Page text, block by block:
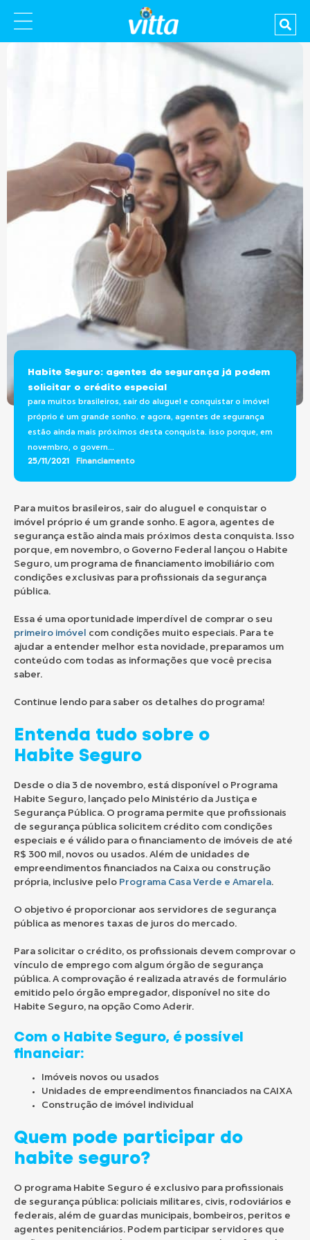
Habite Seguro: agentes de segurança já podem
solicitar o crédito especial
para muitos brasileiros, sair do aluguel e conquistar o imóvel
próprio é um grande sonho. e agora, agentes de segurança
estão ainda mais próximos desta conquista. isso porque, em
novembro, o govern...
25/11/2021 Financiamento
Para muitos brasileiros, sair do aluguel e conquistar o
imóvel próprio é um grande sonho. E agora, agentes de
segurança estão ainda mais próximos desta conquista. Isso
porque, em novembro, o Governo Federal lançou o Habite
Seguro, um programa de financiamento imobiliário com
condições exclusivas para profissionais da segurança
pública.
Essa é uma oportunidade imperdível de comprar o seu
primeiro imóvel
com condições muito especiais. Para te
ajudar a entender melhor esta novidade, preparamos um
conteúdo com todas as informações que você precisa
saber.
Continue lendo para saber os detalhes do programa!
Entenda tudo sobre o
Habite Seguro
Desde o dia 3 de novembro, está disponível o Programa
Habite Seguro, lançado pelo Ministério da Justiça e
Segurança Pública. O programa permite que profissionais
de segurança pública solicitem crédito com condições
especiais e é válido para o financiamento de imóveis de até
R$ 300 mil, novos ou usados. Além de unidades de
empreendimentos financiados na Caixa ou construção
própria, inclusive pelo Programa Casa Verde e Amarela.
O objetivo é proporcionar aos servidores de segurança
pública as menores taxas de juros do mercado.
Para solicitar o crédito, os profissionais devem comprovar o
vínculo de emprego com algum órgão de segurança
pública. A comprovação é realizada através de formulário
emitido pelo órgão empregador, disponível no site do
Habite Seguro, na opção Como Aderir.
Com o Habite Seguro, é possível
financiar:
Imóveis novos ou usados
Unidades de empreendimentos financiados na CAIXA
Construção de imóvel individual
Quem pode participar do
habite seguro?
O programa Habite Seguro é exclusivo para profissionais
de segurança pública: policiais militares, civis, rodoviários e
federais, além de guardas municipais, bombeiros, peritos e
agentes penitenciários. Podem participar servidores que